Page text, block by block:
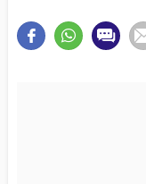
ALGUIEN